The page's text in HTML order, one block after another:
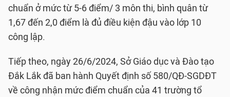
chuẩn ở mức từ 5-6 điểm/ 3 môn thi, bình quân từ
1,67 đến 2,0 điểm là đủ điều kiện đậu vào lớp 10
công lập.
Tiếp theo, ngày 26/6/2024, Sở Giáo dục và Đào tạo
Đắk Lắk đã ban hành Quyết định số 580/QĐ-SGDĐT
về công nhận mức điểm chuẩn của 41 trường tổ